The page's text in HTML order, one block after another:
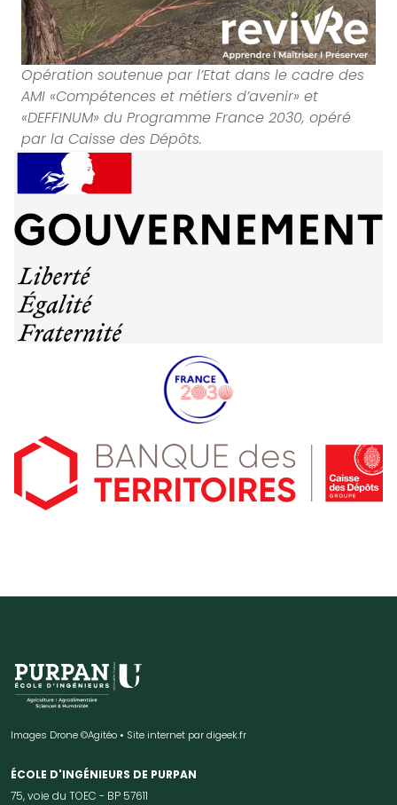
Opération soutenue par l’Etat dans le cadre des
AMI «Compétences et métiers d’avenir» et
«DEFFINUM» du Programme France 2030, opéré
par la Caisse des Dépôts.
Images Drone ©Agitéo • Site internet pardigeek.fr
ÉCOLE D'INGÉNIEURS DE PURPAN
75, voie du TOEC - BP 57611